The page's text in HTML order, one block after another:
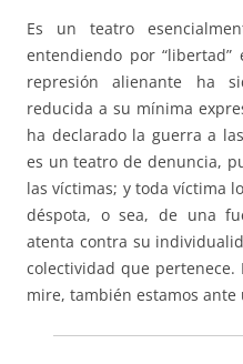
Es un teatro
entendiendo por
represión alienante ha
reducida a su mínima
ha declarado la guerra a
es un teatro de denuncia,
las víctimas; y toda víctima
déspota, o sea, de una
atenta contra su
colectividad que
mire, también estamos